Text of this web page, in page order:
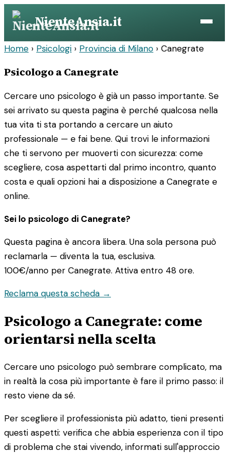
Vai
contenuto
NienteAnsia.it
Home › Psicologi › Provincia di Milano › Canegrate
Psicologo a Canegrate
Cercare uno psicologo è già un passo importante. Se
sei arrivato su questa pagina è perché qualcosa nella
tua vita ti sta portando a cercare un aiuto
professionale — e fai bene. Qui trovi le informazioni
che ti servono per muoverti con sicurezza: come
scegliere, cosa aspettarti dal primo incontro, quanto
costa e quali opzioni hai a disposizione a Canegrate e
online.
Sei lo psicologo di Canegrate?
Questa pagina è ancora libera. Una sola persona può
reclamarla — diventa la tua, esclusiva.
100€/anno per Canegrate. Attiva entro 48 ore.
Reclama questa scheda →
Psicologo a Canegrate: come
orientarsi nella scelta
Cercare uno psicologo può sembrare complicato, ma
in realtà la cosa più importante è fare il primo passo: il
resto viene da sé.
Per scegliere il professionista più adatto, tieni presenti
questi aspetti: verifica che abbia esperienza con il tipo
di problema che stai vivendo, informati sull'approccio